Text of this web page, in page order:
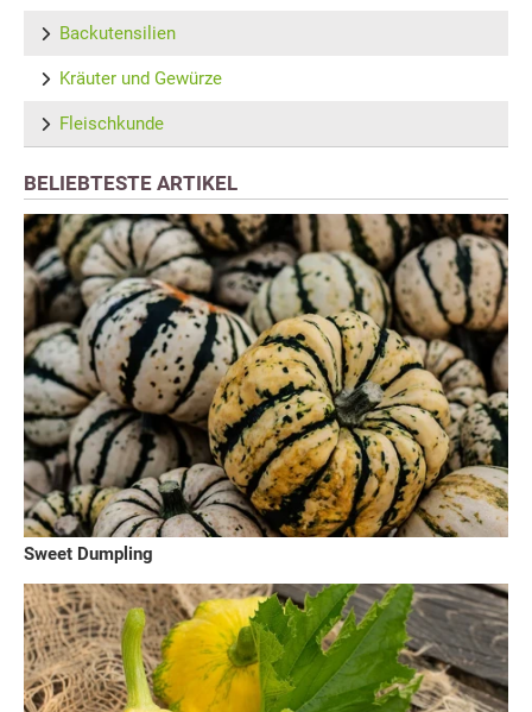
Backutensilien
Kräuter und Gewürze
Fleischkunde
BELIEBTESTE ARTIKEL
Sweet Dumpling